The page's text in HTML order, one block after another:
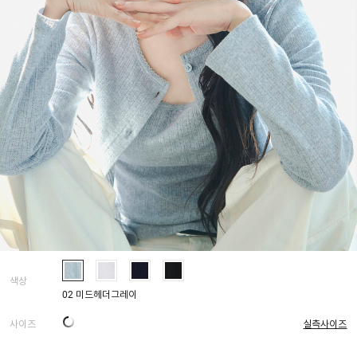
색상
02 미드헤더그레이
사이즈 실측사이즈